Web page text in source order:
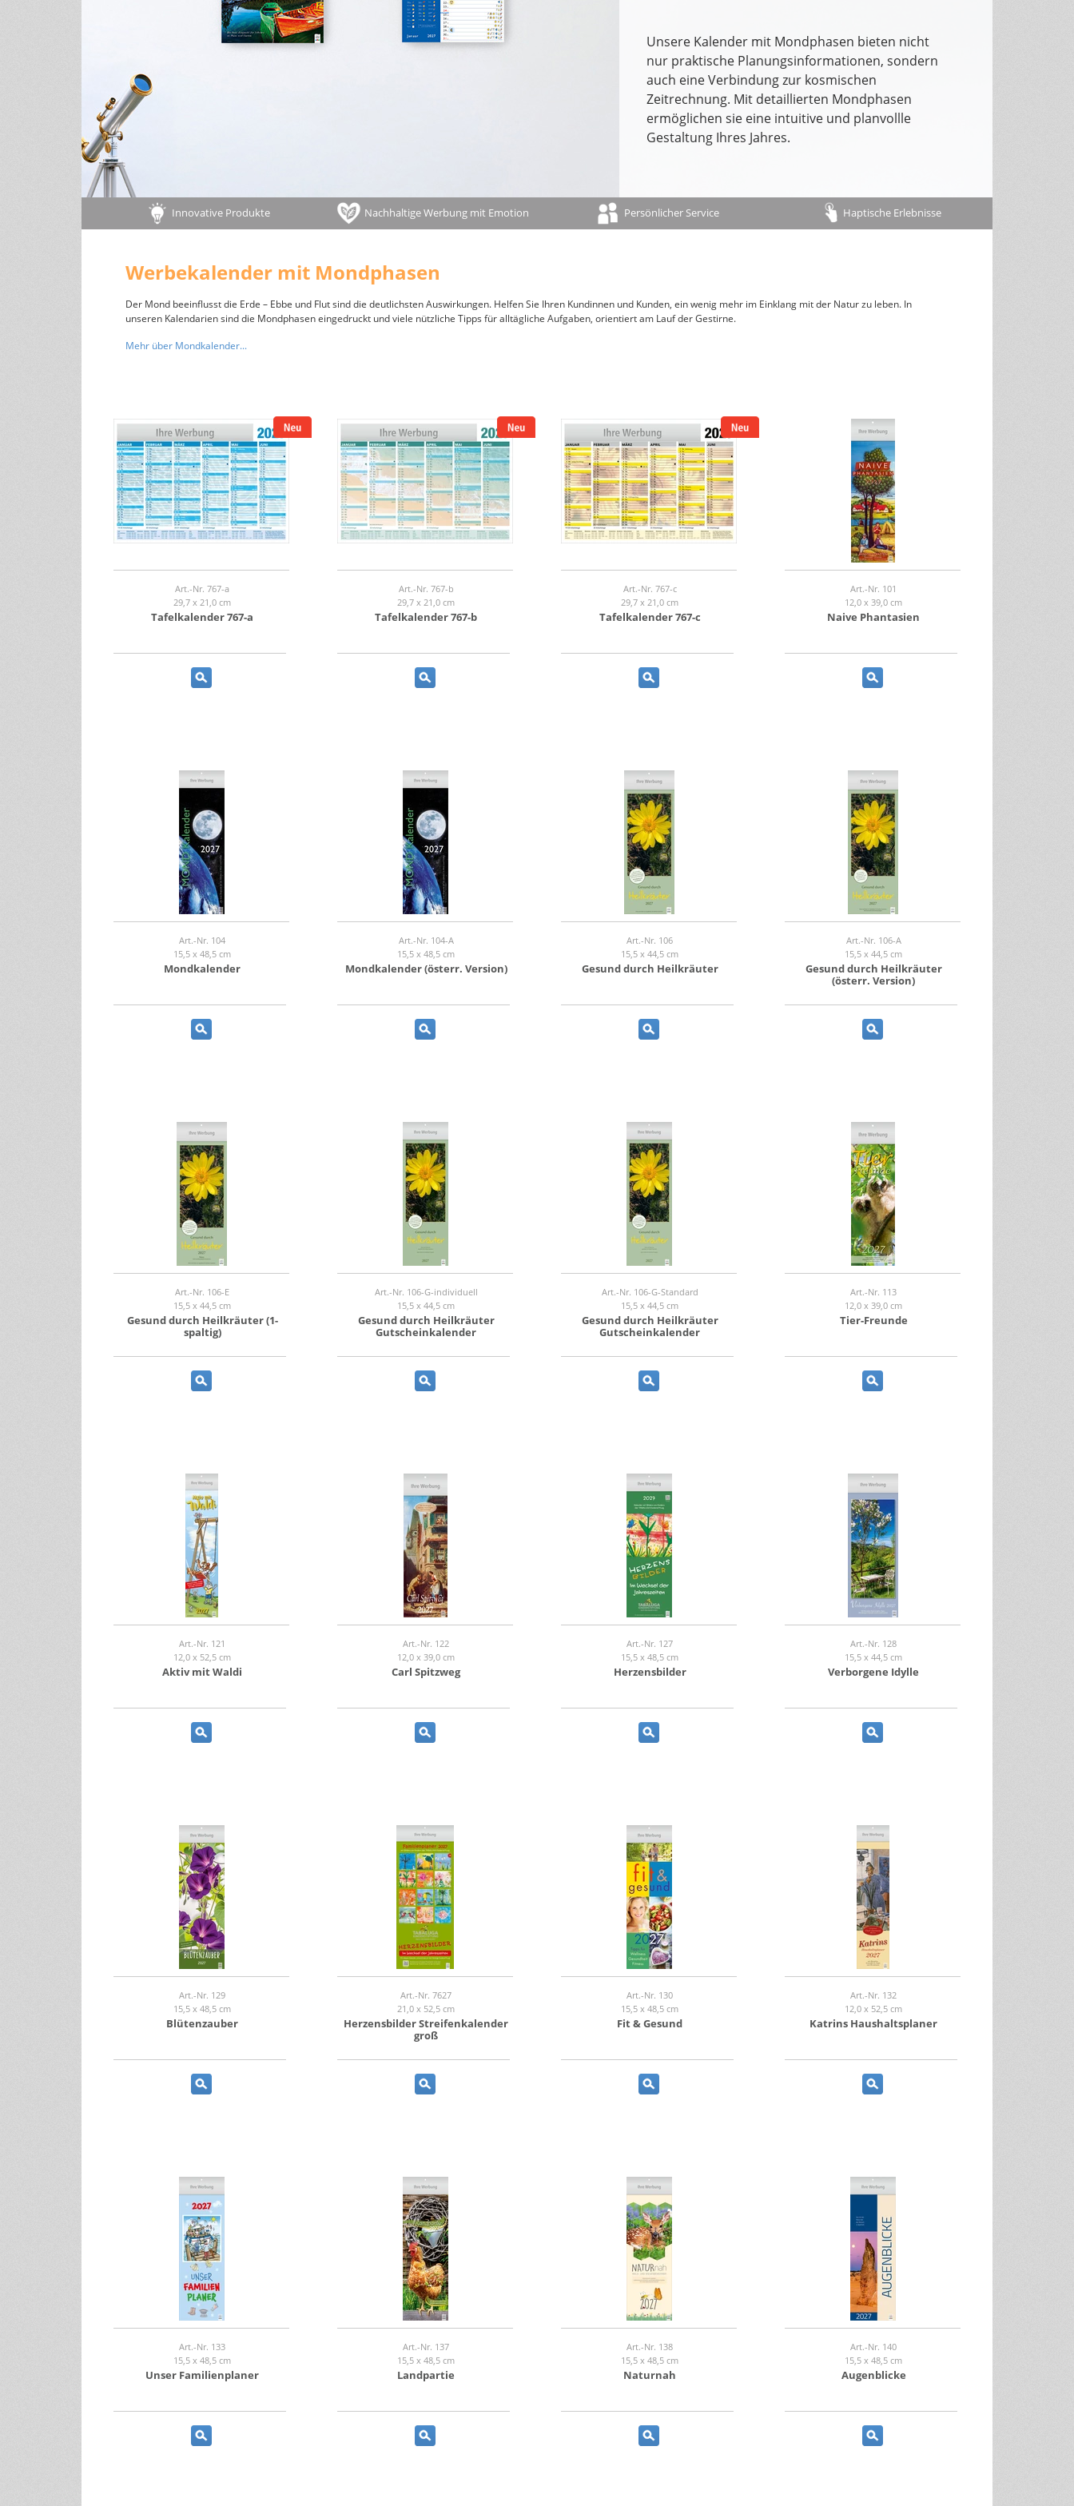
Notizbücher
Taschenkalender
Terminbücher
Notizen
Unsere Kalender mit Mondphasen bieten nicht
nur praktische Planungsinformationen, sondern
auch eine Verbindung zur kosmischen
Zeitrechnung. Mit detaillierten Mondphasen
ermöglichen sie eine intuitive und planvollle
Gestaltung Ihres Jahres.
Innovative Produkte Nachhaltige Werbung mit Emotion Persönlicher Service Haptische Erlebnisse
Werbekalender mit Mondphasen
Der Mond beeinflusst die Erde – Ebbe und Flut sind die deutlichsten Auswirkungen. Helfen Sie Ihren Kundinnen und Kunden, ein wenig mehr im Einklang mit der Natur zu leben. In
unseren Kalendarien sind die Mondphasen eingedruckt und viele nützliche Tipps für alltägliche Aufgaben, orientiert am Lauf der Gestirne.
Mehr über Mondkalender...
Art.-Nr. 767-a
29,7 x 21,0 cm
Tafelkalender 767-a
Art.-Nr. 767-b
29,7 x 21,0 cm
Tafelkalender 767-b
Art.-Nr. 767-c
29,7 x 21,0 cm
Tafelkalender 767-c
Art.-Nr. 101
12,0 x 39,0 cm
Naive Phantasien
Art.-Nr. 104
15,5 x 48,5 cm
Mondkalender
Art.-Nr. 104-A
15,5 x 48,5 cm
Mondkalender (österr. Version)
Art.-Nr. 106
15,5 x 44,5 cm
Gesund durch Heilkräuter
Art.-Nr. 106-A
15,5 x 44,5 cm
Gesund durch Heilkräuter
(österr. Version)
Art.-Nr. 106-E
15,5 x 44,5 cm
Gesund durch Heilkräuter (1-
spaltig)
Art.-Nr. 106-G-individuell
15,5 x 44,5 cm
Gesund durch Heilkräuter
Gutscheinkalender
Art.-Nr. 106-G-Standard
15,5 x 44,5 cm
Gesund durch Heilkräuter
Gutscheinkalender
Art.-Nr. 113
12,0 x 39,0 cm
Tier-Freunde
Art.-Nr. 121
12,0 x 52,5 cm
Aktiv mit Waldi
Art.-Nr. 122
12,0 x 39,0 cm
Carl Spitzweg
Art.-Nr. 127
15,5 x 48,5 cm
Herzensbilder
Art.-Nr. 128
15,5 x 44,5 cm
Verborgene Idylle
Art.-Nr. 129
15,5 x 48,5 cm
Blütenzauber
Art.-Nr. 7627
21,0 x 52,5 cm
Herzensbilder Streifenkalender
groß
Art.-Nr. 130
15,5 x 48,5 cm
Fit & Gesund
Art.-Nr. 132
12,0 x 52,5 cm
Katrins Haushaltsplaner
Art.-Nr. 133
15,5 x 48,5 cm
Unser Familienplaner
Art.-Nr. 137
15,5 x 48,5 cm
Landpartie
Art.-Nr. 138
15,5 x 48,5 cm
Naturnah
Art.-Nr. 140
15,5 x 48,5 cm
Augenblicke